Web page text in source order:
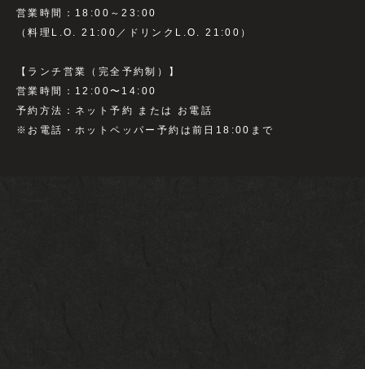
営業時間：18:00～23:00
（料理L.O. 21:00／ドリンクL.O. 21:00）
【ランチ営業（完全予約制）】
営業時間：12:00〜14:00
予約方法：ネット予約 または お電話
※お電話・ホットペッパー予約は前日18:00まで